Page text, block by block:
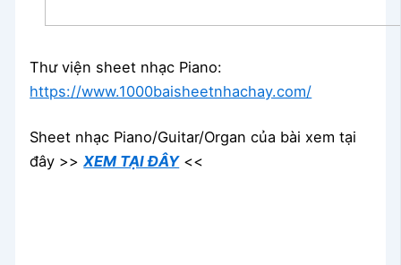
Thư viện sheet nhạc Piano:
https://www.1000baisheetnhachay.com/
Sheet nhạc Piano/Guitar/Organ của bài xem tại
đây >>XEM TẠI ĐÂY<<